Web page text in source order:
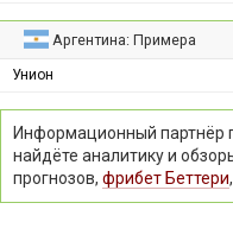
Аргентина: Примера
Унион
Информационный партнёр
найдёте аналитику и
прогнозов, фрибет Беттери